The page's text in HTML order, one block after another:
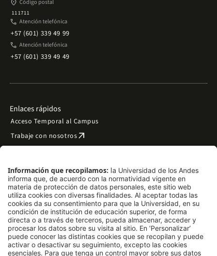
place Código postal
111711
phone Atención telefónica
+57 (601) 339 49 99
phone Atención telefónica
+57 (601) 339 49 49
Enlaces rápidos
Acceso Temporal al Campus
Trabaje con nosotrosarrow_outward
Preguntas frecuentes
Filantropía y donacionesarrow_outward
Mapa del sitio arrow_outward
Síguenos
LinkedIn